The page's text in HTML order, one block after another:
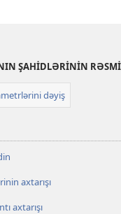
ŞAHİDLƏRİNİN RƏSMİ
dəyiş
axtarışı
axtarışı